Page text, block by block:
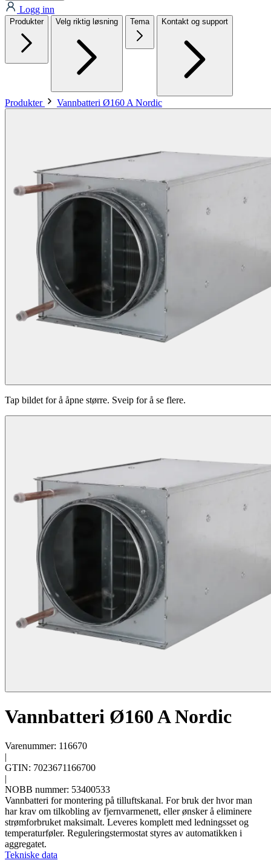
Logg inn
Produkter Velg riktig løsning Tema Kontakt og support
Produkter Vannbatteri Ø160 A Nordic
Tap bildet for å åpne større. Sveip for å se flere.
Vannbatteri Ø160 A Nordic
Varenummer: 116670
|
GTIN: 7023671166700
|
NOBB nummer: 53400533
Vannbatteri for montering på tilluftskanal. For bruk der hvor man
har krav om tilkobling av fjernvarmenett, eller ønsker å eliminere
strømforbruket maksimalt. Leveres komplett med ledningsset og
temperaturføler. Reguleringstermostat styres av automatikken i
aggregatet.
Tekniske data